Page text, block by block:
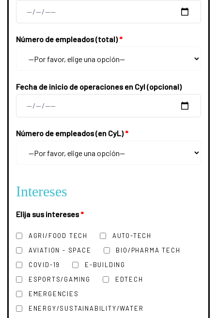
Número de empleados (total)*
Fecha de inicio de operaciones en Cyl (opcional)
Número de empleados (en CyL)*
Intereses
Elija sus intereses*
AGRI/FOOD TECH
AUTO-TECH
AVIATION - SPACE
BIO/PHARMA TECH
COVID-19
E-BUILDING
ESPORTS/GAMING
EDTECH
EMERGENCIES
ENERGY/SUSTAINABILITY/WATER